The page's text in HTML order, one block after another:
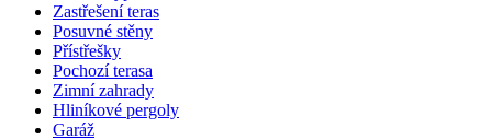
Zastřešení teras
Posuvné stěny
Přístřešky
Pochozí terasa
Zimní zahrady
Hliníkové pergoly
Garáž